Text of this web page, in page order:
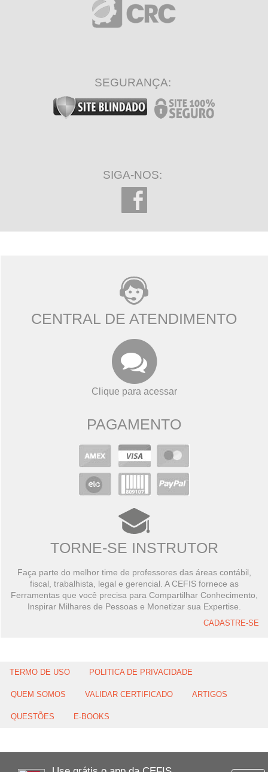
SEGURANÇA:
SIGA-NOS:
CENTRAL DE ATENDIMENTO
Clique para acessar
PAGAMENTO
TORNE-SE INSTRUTOR
Faça parte do melhor time de professores das áreas contábil,
fiscal, trabalhista, legal e gerencial. A CEFIS fornece as
Ferramentas que você precisa para Compartilhar Conhecimento,
Inspirar Milhares de Pessoas e Monetizar sua Expertise.
CADASTRE-SE
TERMO DE USO POLITICA DE PRIVACIDADE
QUEM SOMOS VALIDAR CERTIFICADO ARTIGOS
QUESTÕES E-BOOKS